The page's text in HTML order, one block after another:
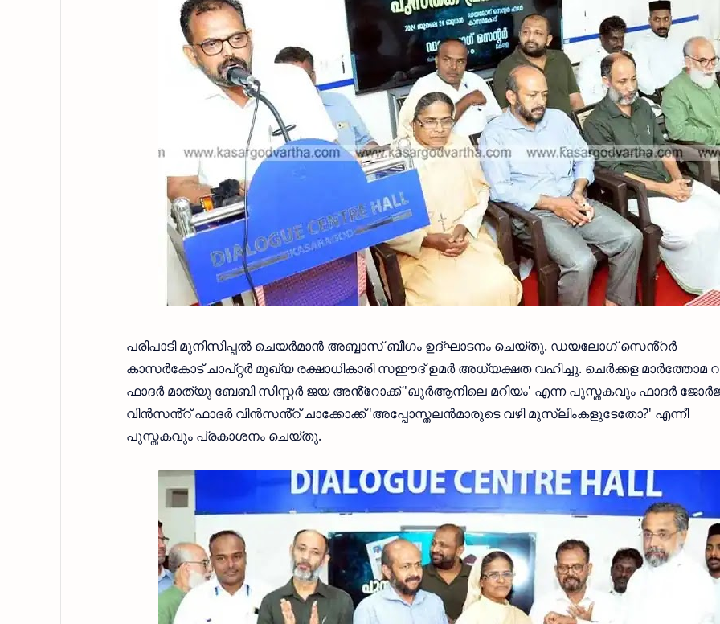
പരിപാടി മുനിസിപ്പൽ ചെയർമാൻ അബ്ബാസ് ബീഗം ഉദ്ഘാടനം ചെയ്തു. ഡയലോഗ് സെൻ്റർ
കാസർകോട് ചാപ്റ്റർ മുഖ്യ രക്ഷാധികാരി സഈദ് ഉമർ അധ്യക്ഷത വഹിച്ചു. ചെർക്കള മാർത്തോമ
ഫാദർ മാത്യു ബേബി സിസ്റ്റർ ജയ അൻ്റോക്ക് 'ഖുർആനിലെ മറിയം' എന്ന പുസ്തകവും ഫാദർ
വിൻസൻ്റ് ഫാദർ വിൻസൻ്റ് ചാക്കോക്ക് 'അപ്പോസ്തലൻമാരുടെ വഴി മുസ്‌ലിംകളുടേതോ?' എന്നീ
പുസ്തകവും പ്രകാശനം ചെയ്തു.